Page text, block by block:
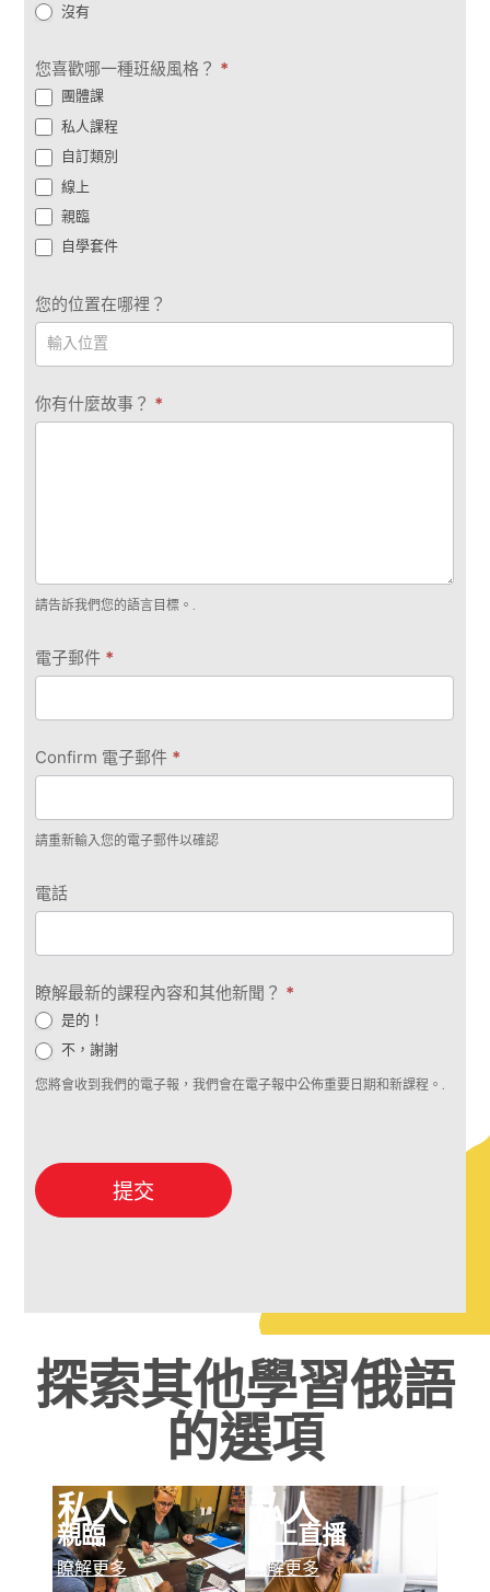
沒有
您喜歡哪一種班級風格？ *
團體課
私人課程
自訂類別
線上
親臨
自學套件
您的位置在哪裡？
你有什麼故事？ *
請告訴我們您的語言目標。.
電子郵件 *
Confirm 電子郵件 *
請重新輸入您的電子郵件以確認
電話
瞭解最新的課程內容和其他新聞？ *
是的！
不，謝謝
您將會收到我們的電子報，我們會在電子報中公佈重要日期和新課程。.
提交
探索其他學習俄語
的選項
私人
親臨
瞭解更多
私人
線上直播
瞭解更多